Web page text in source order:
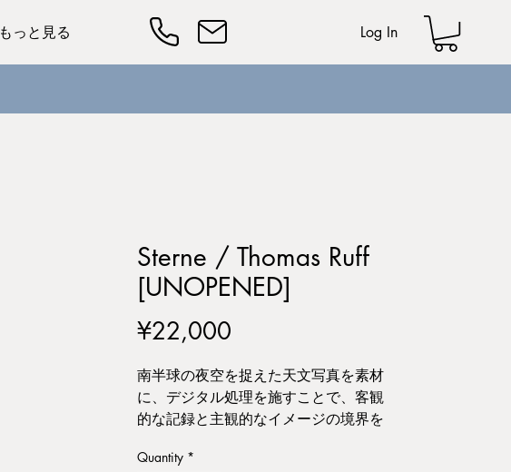
もっと見る Log In
Sterne / Thomas Ruff
[UNOPENED]
¥22,000
南半球の夜空を捉えた天文写真を素材
に、デジタル処理を施すことで、客観
的な記録と主観的なイメージの境界を
Quantity *